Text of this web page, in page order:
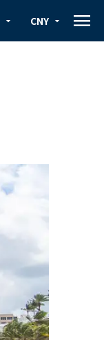
arrow_drop_down arrow_drop_down
CNY menu